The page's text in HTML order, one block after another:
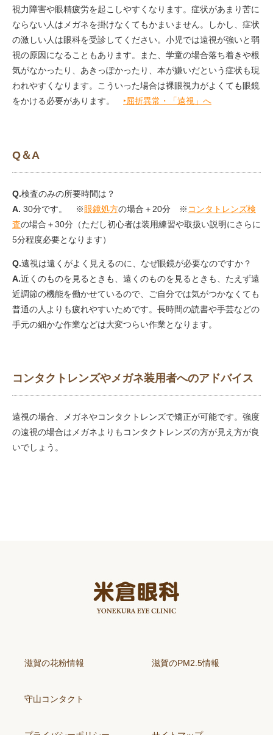
視力障害や眼精疲労を起こしやすくなります。症状があまり苦に
ならない人はメガネを掛けなくてもかまいません。しかし、症状
の激しい人は眼科を受診してください。小児では遠視が強いと弱
視の原因になることもあります。また、学童の場合落ち着きや根
気がなかったり、あきっぽかったり、本が嫌いだという症状も現
われやすくなります。こういった場合は裸眼視力がよくても眼鏡
をかける必要があります。 ‣屈折異常・「遠視」へ
Q＆A
Q.検査のみの所要時間は？
A. 30分です。 ※眼鏡処方の場合＋20分 ※ コンタトレンズ検
査の場合＋30分（ただし初心者は装用練習や取扱い説明にさらに
5分程度必要となります）
Q.遠視は遠くがよく見えるのに、なぜ眼鏡が必要なのですか？
A.近くのものを見るときも、遠くのものを見るときも、たえず遠
近調節の機能を働かせているので、ご自分では気がつかなくても
普通の人よりも疲れやすいためです。長時間の読書や手芸などの
手元の細かな作業などは大変つらい作業となります。
コンタクトレンズやメガネ装用者へのアドバイス
遠視の場合、メガネやコンタクトレンズで矯正が可能です。強度
の遠視の場合はメガネよりもコンタクトレンズの方が見え方が良
いでしょう。
滋賀の花粉情報 滋賀のPM2.5情報
守山コンタクト